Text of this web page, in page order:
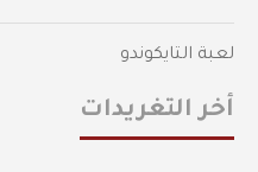
لعبة التايكوندو
أخر التغريدات